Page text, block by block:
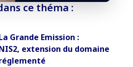
? Découvrir nos offres
→
ce théma :
Grande Emission :
extension du domaine